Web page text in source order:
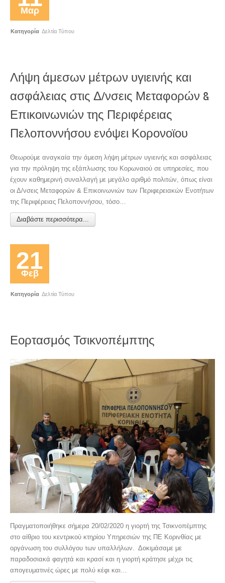
Μαρ
Κατηγορία Δελτία Τύπου
Λήψη άμεσων μέτρων υγιεινής και
ασφάλειας στις Δ/νσεις Μεταφορών &
Επικοινωνιών της Περιφέρειας
Πελοποννήσου ενόψει Κορονοϊου
Θεωρούμε αναγκαία την άμεση λήψη μέτρων υγιεινής και ασφάλειας
για την πρόληψη της εξάπλωσης του Κορωναιού σε υπηρεσίες, που
έχουν καθημερινή συναλλαγή με μεγάλο αριθμό πολιτών, όπως είναι
οι Δ/νσεις Μεταφορών & Επικοινωνιών των Περιφερειακών Ενοτήτων
της Περιφέρειας Πελοποννήσου, τόσο…
Διαβάστε περισσότερα...
21
Φεβ
Κατηγορία Δελτία Τύπου
Εορτασμός Τσικνοπέμπτης
Πραγματοποιήθηκε σήμερα 20/02/2020 η γιορτή της Τσικνοπέμπτης
στο αίθριο του κεντρικού κτηρίου Υπηρεσιών της ΠΕ Κορινθίας με
οργάνωση του συλλόγου των υπαλλήλων. Δοκιμάσαμε με
παραδοσιακά φαγητά και κρασί και η γιορτή κράτησε μέχρι τις
απογευματινές ώρες με πολύ κέφι και…